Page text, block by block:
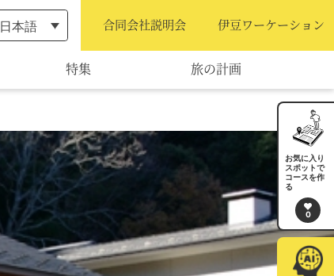
特集 旅の計画
宿泊・予約
旅程作成
AIルートプランナー
アクセス
日本語 合同会社説明会 伊豆ワーケーション
お気に入り
スポットで
コースを作
る
0